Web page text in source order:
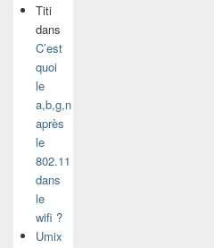
Titi
dans
C’est
quoi
le
a,b,g,n
après
le
802.11
dans
le
wifi ?
Umix